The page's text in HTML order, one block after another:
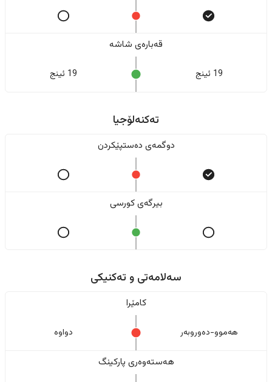
قەبارەی شاشە
19 ئینج 19 ئینج
تەکنەلۆجیا
دوگمەی دەستپێکردن
بیرگەی کورسی
سەلامەتی و تەکنیکی
کامێرا
هەموو-دەوروبەر دواوە
هەستەوەری پارکینگ